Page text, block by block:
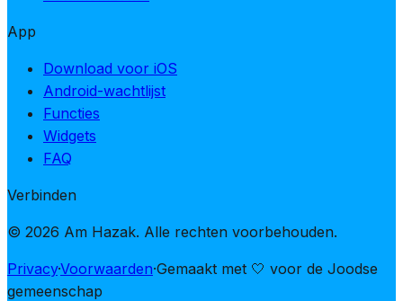
App
Download voor iOS
Android-wachtlijst
Functies
Widgets
FAQ
Verbinden
© 2026 Am Hazak. Alle rechten voorbehouden.
Privacy·Voorwaarden·Gemaakt met 🤍 voor de Joodse
gemeenschap